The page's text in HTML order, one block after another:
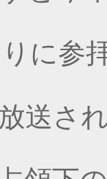
に参
送さ